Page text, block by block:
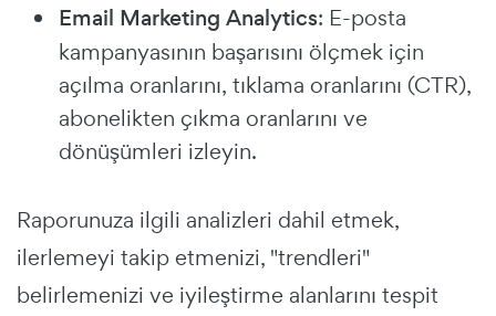
Email Marketing Analytics: E-posta
kampanyasının başarısını ölçmek için
açılma oranlarını, tıklama oranlarını (CTR),
abonelikten çıkma oranlarını ve
dönüşümleri izleyin.
Raporunuza ilgili analizleri dahil etmek,
ilerlemeyi takip etmenizi, "trendleri"
belirlemenizi ve iyileştirme alanlarını tespit